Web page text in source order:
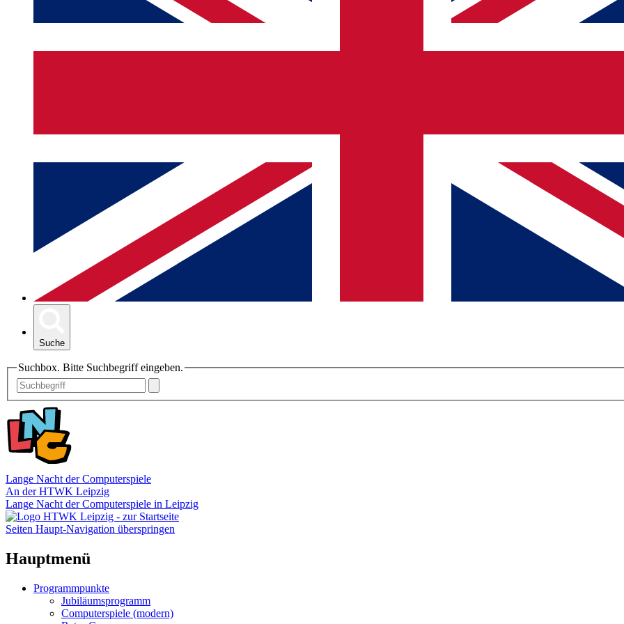
Suche
Suchbox. Bitte Suchbegriff eingeben.
Lange Nacht der Computerspiele
An der HTWK Leipzig
Lange Nacht der Computerspiele in Leipzig
Seiten Haupt-Navigation überspringen
Hauptmenü
Programmpunkte
Jubiläumsprogramm
Computerspiele (modern)